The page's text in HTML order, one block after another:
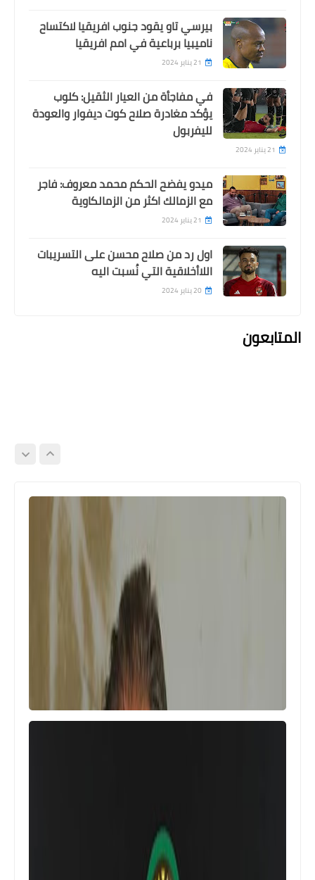
بيرسي تاو يقود جنوب افريقيا لاكتساح
ناميبيا برباعية في امم افريقيا
21 يناير 2024
في مفاجأة من العيار الثقيل: كلوب
يؤكد مغادرة صلاح كوت ديفوار والعودة
لليفربول
21 يناير 2024
ميدو يفضح الحكم محمد معروف: فاجر
مع الزمالك اكثر من الزمالكاوية
21 يناير 2024
اول رد من صلاح محسن على التسريبات
اللاأخلاقية التي نُسبت اليه
20 يناير 2024
المتابعون